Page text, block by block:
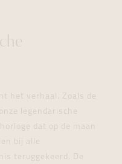
het verhaal. Zoals de
legendarische
dat op de maan
bij alle
teruggekeerd. De